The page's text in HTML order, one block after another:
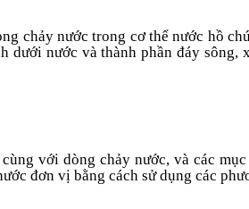
chảy nước trong cơ thể nước hồ
nước và thành phần đáy sông,
với dòng chảy nước, và các
đơn vị bằng cách sử dụng các